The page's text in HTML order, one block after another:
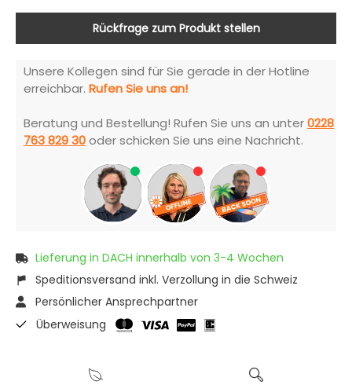
Rückfrage zum Produkt stellen
Unsere Kollegen sind für Sie gerade in der Hotline
erreichbar. Rufen Sie uns an!
Beratung und Bestellung! Rufen Sie uns an unter0228
763 829 30oder schicken Sie uns eine Nachricht.
Lieferung in DACH innerhalb von 3-4 Wochen
Speditionsversand inkl. Verzollung in die Schweiz
Persönlicher Ansprechpartner
Überweisung